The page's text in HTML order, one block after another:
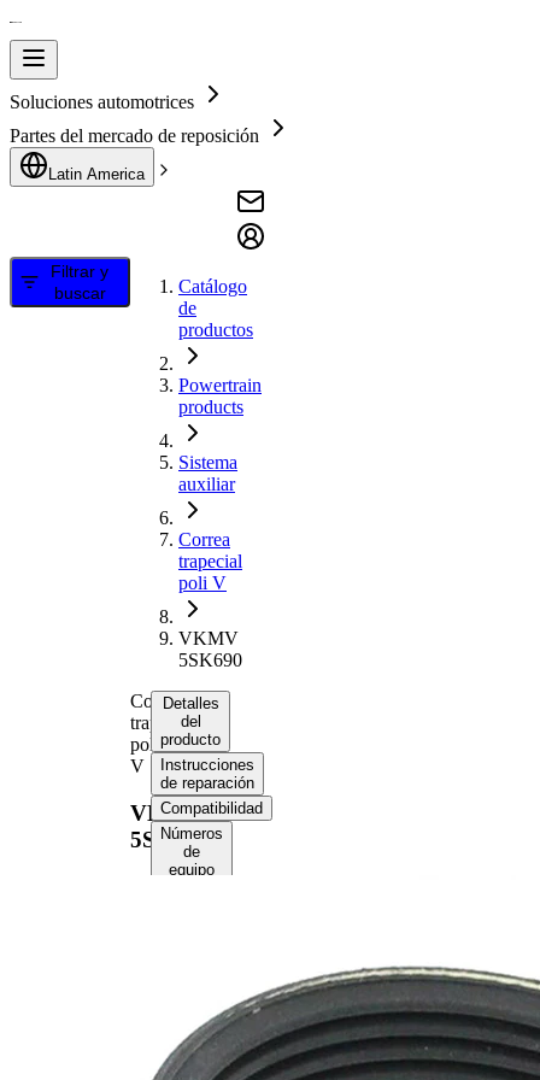
Soluciones automotrices
Partes del mercado de reposición
Latin America
Filtrar y
buscar
Catálogo
de
productos
Powertrain
products
Sistema
auxiliar
Correa
trapecial
poli V
VKMV
5SK690
Correa
trapecial
poli
V
VKMV
5SK690
Detalles
del
producto
Instrucciones
de reparación
Compatibilidad
Números
de
equipo
producto
Propiedad
Valor
Longitud
690 mm
17,80